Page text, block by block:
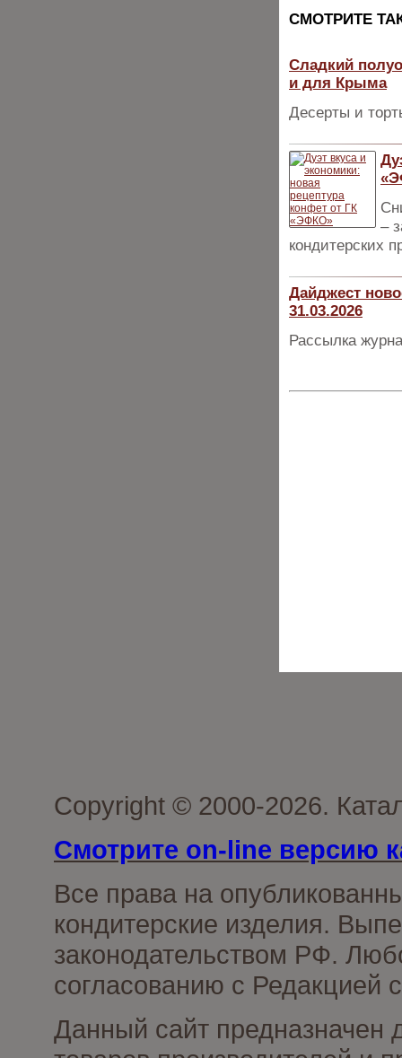
CМОТРИТЕ
Сладкий
и для Крыма
Десерты и
–
кондитерских
Дайджест
31.03.2026
Рассылка
Copyright © 2000-2026.
Смотрите on-line версию
Все права на
кондитерские изделия.
законодательством РФ.
согласованию с Редакцией
Данный сайт предназначен